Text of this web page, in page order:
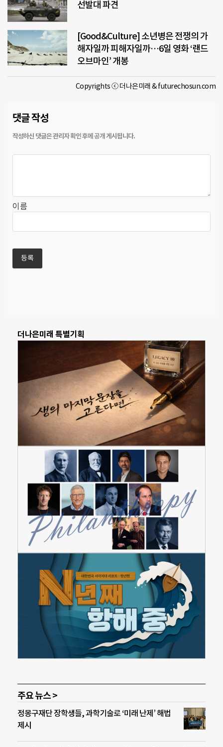
선발대 파견
[Good&Culture] 소년병은 전쟁의 가
해자일까 피해자일까…6일 영화 ‘랜드
오브마인’ 개봉
Copyrights ⓒ 더나은미래 & futurechosun.com
댓글 작성
이름
더나은미래 특별기획
주요 뉴스 >
정몽구재단 장학생들, 과학기술로 ‘미래 난제’ 해법
제시